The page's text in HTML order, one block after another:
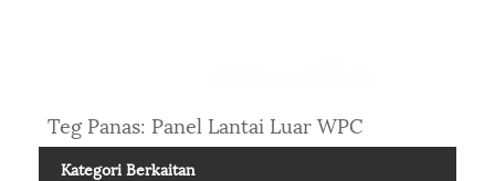
Teg Panas: Panel Lantai Luar WPC
Kategori Berkaitan